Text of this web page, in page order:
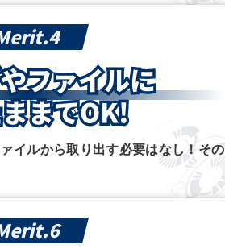
ファイルに
までOK!
イルから取り出す必要はなし！その